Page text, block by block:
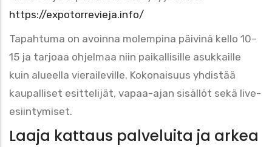
https://expotorrevieja.info/
Tapahtuma on avoinna molempina päivinä kello 10–
15 ja tarjoaa ohjelmaa niin paikallisille asukkaille
kuin alueella vieraileville. Kokonaisuus yhdistää
kaupalliset esittelijät, vapaa-ajan sisällöt sekä live-
esiintymiset.
Laaja kattaus palveluita ja arkea